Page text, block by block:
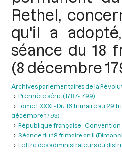
Rethel,
qu'il a
séance du 18
(8 décembre
Archives parlementaires de la
Première série (1787-1799)
Tome LXXXI - Du 16 frimaire au 29
décembre 1793)
République française - Convention
Séance du 18 frimaire an II
Lettre des administrateurs du